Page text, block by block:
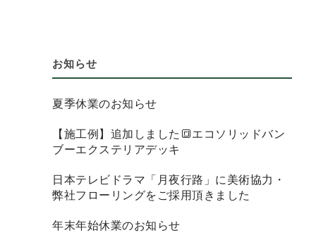
お知らせ
夏季休業のお知らせ
【施工例】追加しました🔳エコソリッドバン
ブーエクステリアデッキ
日本テレビドラマ「月夜行路」に美術協力・
弊社フローリングをご採用頂きました
年末年始休業のお知らせ